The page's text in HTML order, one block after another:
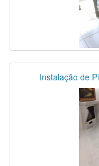
Instalação de